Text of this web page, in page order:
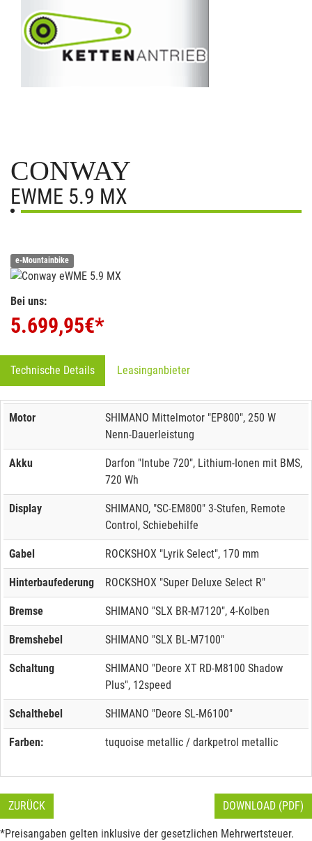
CONWAY
EWME 5.9 MX
e-Mountainbike
Bei uns:
5.699,95€*
Technische Details Leasinganbieter
Motor
SHIMANO Mittelmotor "EP800", 250 W
Nenn-Dauerleistung
Akku
Darfon "Intube 720", Lithium-Ionen mit BMS,
720 Wh
Display
SHIMANO, "SC-EM800" 3-Stufen, Remote
Control, Schiebehilfe
Gabel ROCKSHOX "Lyrik Select", 170 mm
Hinterbaufederung ROCKSHOX "Super Deluxe Select R"
Bremse SHIMANO "SLX BR-M7120", 4-Kolben
Bremshebel SHIMANO "SLX BL-M7100"
Schaltung
SHIMANO "Deore XT RD-M8100 Shadow
Plus", 12speed
Schalthebel SHIMANO "Deore SL-M6100"
Farben: tuquoise metallic / darkpetrol metallic
ZURÜCK DOWNLOAD (PDF)
*Preisangaben gelten inklusive der gesetzlichen Mehrwertsteuer.